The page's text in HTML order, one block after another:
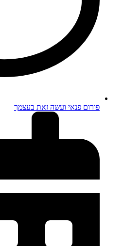
פורום פנאי ועשה זאת בעצמך